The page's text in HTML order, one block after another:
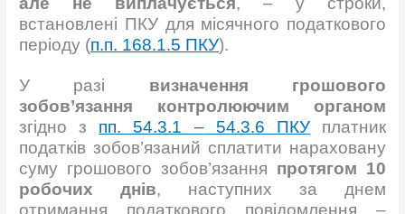
встановлені ПКУ для місячного податкового
періоду (п.п. 168.1.5 ПКУ).
У разі визначення грошового
зобов’язання контролюючим органом
згідно з пп. 54.3.1 –54.3.6 ПКУплатник
податків зобов’язаний сплатити нараховану
суму грошового зобов’язання протягом 10
робочих
днів, наступних за днем
отримання податкового повідомлення –